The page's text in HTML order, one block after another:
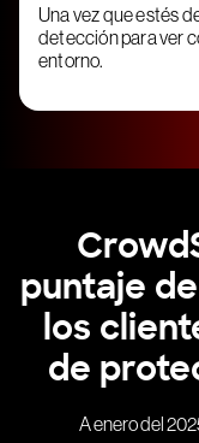
Una vez que estés
detección para ver
entorno.
puntaje
los
de
A enero del